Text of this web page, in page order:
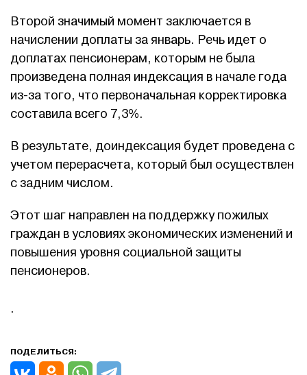
Второй значимый момент заключается в
начислении доплаты за январь. Речь идет о
доплатах пенсионерам, которым не была
произведена полная индексация в начале года
из-за того, что первоначальная корректировка
составила всего 7,3%.
В результате, доиндексация будет проведена с
учетом перерасчета, который был осуществлен
с задним числом.
Этот шаг направлен на поддержку пожилых
граждан в условиях экономических изменений и
повышения уровня социальной защиты
пенсионеров.
.
ПОДЕЛИТЬСЯ: